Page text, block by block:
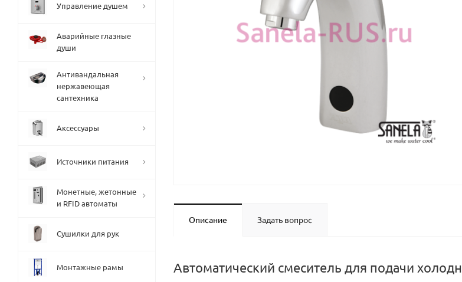
Описание Задать вопрос
Автоматический смеситель для подачи
Управление душем
Аварийные глазные
души
Антивандальная
нержавеющая
сантехника
Аксессуары
Источники питания
Монетные, жетонные
и RFID автоматы
Сушилки для рук
Монтажные рамы